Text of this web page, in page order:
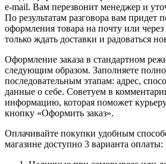
e-mail. Вам перезвонит менеджер и
По результатам разговора вам придет
оформления товара на почту или
только ждать доставки и радоваться
Оформление заказа в стандартном
следующим образом. Заполняете
последовательным этапам: адрес,
данные о себе. Советуем в
информацию, которая поможет
кнопку «Оформить заказ».
Оплачивайте покупки удобным
магазине доступно 3 варианта оплаты: